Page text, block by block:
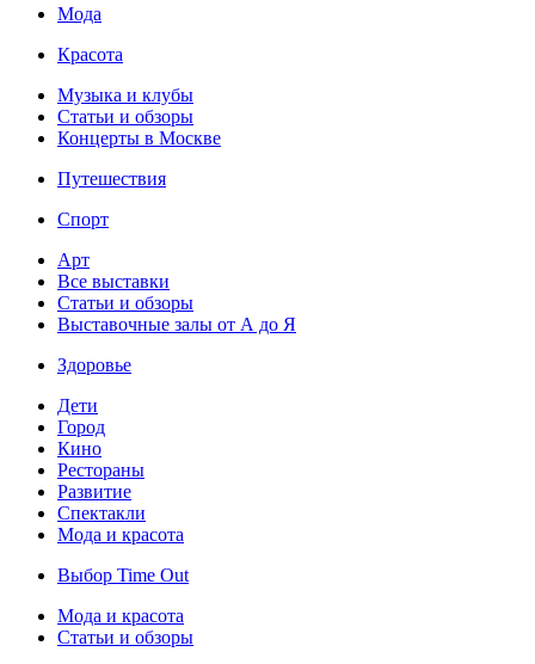
Мода
Красота
Музыка и клубы
Статьи и обзоры
Концерты в Москве
Путешествия
Спорт
Арт
Все выставки
Статьи и обзоры
Выставочные залы от А до Я
Здоровье
Дети
Город
Кино
Рестораны
Развитие
Спектакли
Мода и красота
Выбор Time Out
Мода и красота
Статьи и обзоры